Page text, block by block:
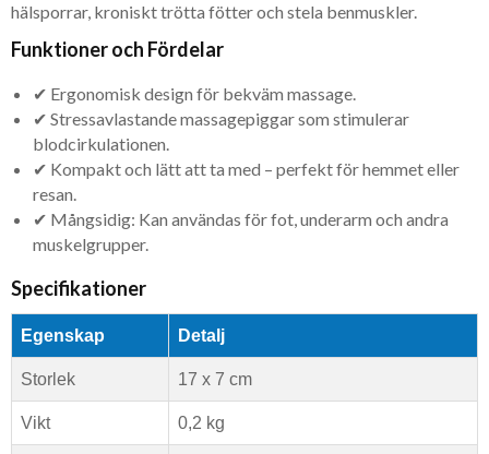
hälsporrar, kroniskt trötta fötter och stela benmuskler.
Funktioner och Fördelar
✔ Ergonomisk design för bekväm massage.
✔ Stressavlastande massagepiggar som stimulerar
blodcirkulationen.
✔ Kompakt och lätt att ta med – perfekt för hemmet eller
resan.
✔ Mångsidig: Kan användas för fot, underarm och andra
muskelgrupper.
Specifikationer
Egenskap Detalj
Storlek 17 x 7 cm
Vikt 0,2 kg